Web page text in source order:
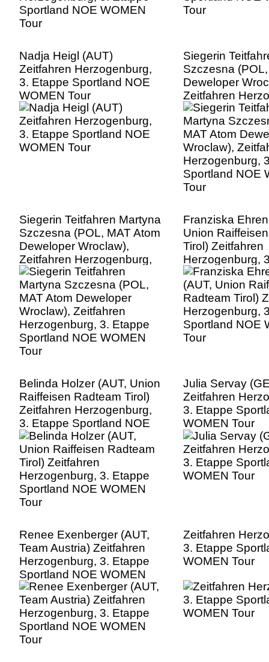
Nadja Heigl (AUT)
Zeitfahren Herzogenburg,
3. Etappe Sportland NOE
WOMEN Tour
Siegerin
Szczesna
Deweloper
Zeitfahren
3. Etappe
WOMEN Tour
Siegerin Teitfahren Martyna
Szczesna (POL, MAT Atom
Deweloper Wroclaw),
Zeitfahren Herzogenburg,
3. Etappe Sportland NOE
WOMEN Tour
Franziska
Union
Tirol) Zeitfahren
Herzogenburg,
Sportland NOE
Tour
Belinda Holzer (AUT, Union
Raiffeisen Radteam Tirol)
Zeitfahren Herzogenburg,
3. Etappe Sportland NOE
WOMEN Tour
Julia Servay
Zeitfahren
3. Etappe
WOMEN Tour
Renee Exenberger (AUT,
Team Austria) Zeitfahren
Herzogenburg, 3. Etappe
Sportland NOE WOMEN
Tour
Zeitfahren
3. Etappe
WOMEN Tour